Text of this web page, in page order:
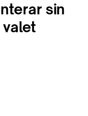
sin